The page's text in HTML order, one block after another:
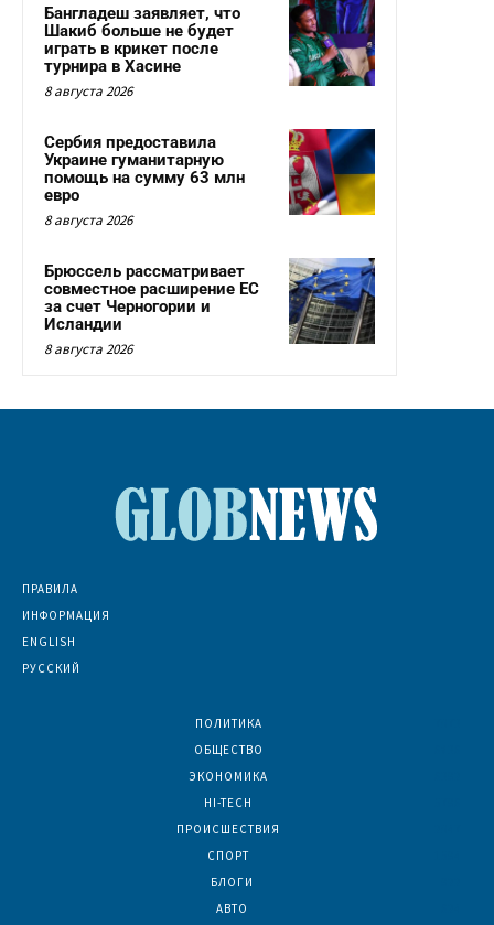
Бангладеш заявляет, что
Шакиб больше не будет
играть в крикет после
турнира в Хасине
8 августа 2026
Сербия предоставила
Украине гуманитарную
помощь на сумму 63 млн
евро
8 августа 2026
Брюссель рассматривает
совместное расширение ЕС
за счет Черногории и
Исландии
8 августа 2026
ПРАВИЛА
ИНФОРМАЦИЯ
ENGLISH
РУССКИЙ
ПОЛИТИКА
ОБЩЕСТВО
ЭКОНОМИКА
HI-TECH
ПРОИСШЕСТВИЯ
СПОРТ
БЛОГИ
АВТО